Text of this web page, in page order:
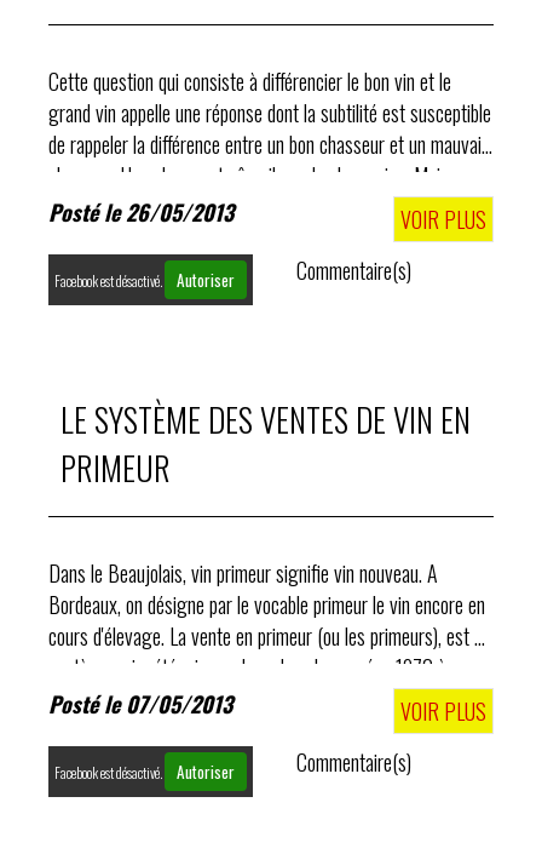
Cette question qui consiste à différencier le bon vin et le
grand vin appelle une réponse dont la subtilité est susceptible
de rappeler la différence entre un bon chasseur et un mauvais
chasseur. Une chose est sûre, il y a des bons vins. Mais
parmi eux...
Posté le 26/05/2013 VOIR PLUS
Facebook est désactivé. Autoriser Commentaire(s)
LE SYSTÈME DES VENTES DE VIN EN
PRIMEUR
Dans le Beaujolais, vin primeur signifie vin nouveau. A
Bordeaux, on désigne par le vocable primeur le vin encore en
cours d'élevage. La vente en primeur (ou les primeurs), est un
système qui a été mis en place dans les années 1970 à
Bordeaux pour aider..
Posté le 07/05/2013 VOIR PLUS
Facebook est désactivé. Autoriser Commentaire(s)